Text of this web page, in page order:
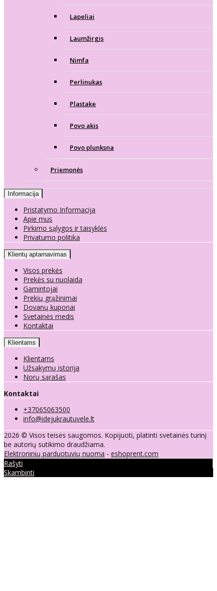
Lapeliai
Laumžirgis
Nimfa
Perlinukas
Plastake
Povo akis
Povo plunksna
Priemonės
Informacija
Pristatymo Informacija
Apie mus
Pirkimo sąlygos ir taisyklės
Privatumo politika
Klientų aptarnavimas
Visos prekės
Prekės su nuolaida
Gamintojai
Prekių grąžinimai
Dovanų kuponai
Svetainės medis
Kontaktai
Klientams
Klientams
Užsakymų istorija
Norų sąrašas
Kontaktai
+37065063500
info@idejukrautuvele.lt
2026 © Visos teisės saugomos. Kopijuoti, platinti svetainės turinį
be autorių sutikimo draudžiama.
Elektroninių parduotuvių nuoma - eshoprent.com
Rašyti
Skambinti